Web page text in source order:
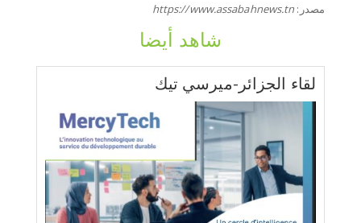
مصدر: https://www.assabahnews.tn
شاهد أيضا
لقاء الجزائر-ميرسي تيك